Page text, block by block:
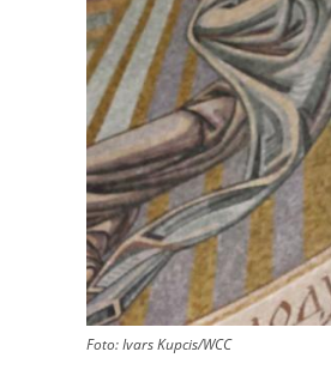
Foto:Ivars Kupcis/WCC